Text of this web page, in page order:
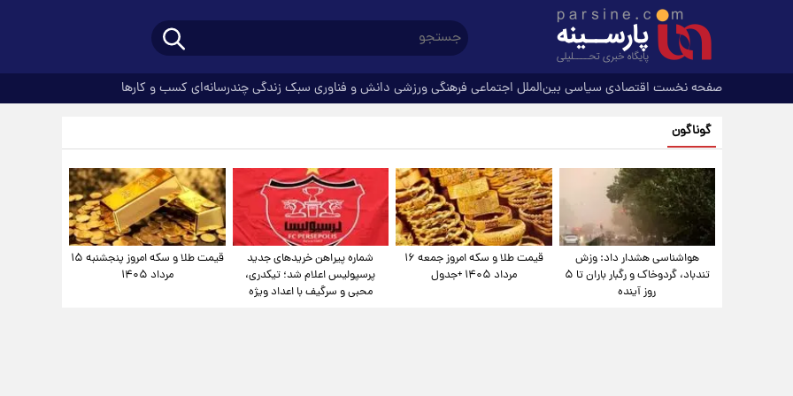
صفحه نخست اقتصادی سیاسی بین‌الملل اجتماعی فرهنگیورزشی دانش و فناوری سبک زندگیچندرسانه‌ای کسب و کارها
گوناگون
هواشناسی هشدار داد: وزش
تندباد، گردوخاک و رگبار باران تا ۵
روز آینده
قیمت طلا و سکه امروز جمعه ۱۶
مرداد ۱۴۰۵ +جدول
شماره پیراهن خریدهای جدید
پرسپولیس اعلام شد؛ تیکدری،
محبی و سرگیف با اعداد ویژه
قیمت طلا و سکه امروز پنجشنبه ۱۵
مرداد ۱۴۰۵